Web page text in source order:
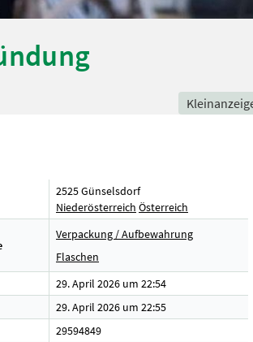
2525 Günselsdorf
Niederösterreich Österreich
Verpackung / Aufbewahrung
Flaschen
29. April 2026 um 22:54
29. April 2026 um 22:55
29594849